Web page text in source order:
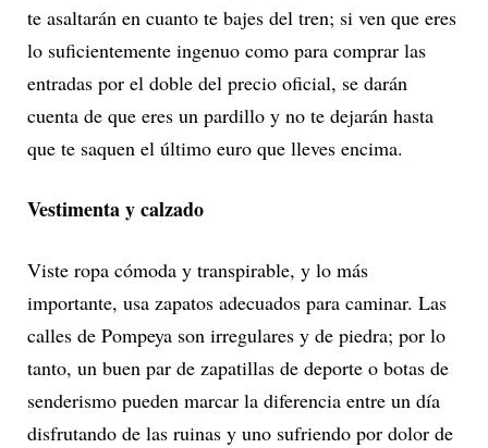
te asaltarán en cuanto te bajes del tren; si ven que eres
lo suficientemente ingenuo como para comprar las
entradas por el doble del precio oficial, se darán
cuenta de que eres un pardillo y no te dejarán hasta
que te saquen el último euro que lleves encima.
Vestimenta y calzado
Viste ropa cómoda y transpirable, y lo más
importante, usa zapatos adecuados para caminar. Las
calles de Pompeya son irregulares y de piedra; por lo
tanto, un buen par de zapatillas de deporte o botas de
senderismo pueden marcar la diferencia entre un día
disfrutando de las ruinas y uno sufriendo por dolor de